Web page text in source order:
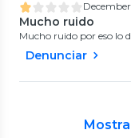
Mucho ruido
Mucho ruido por eso lo
Denunciar